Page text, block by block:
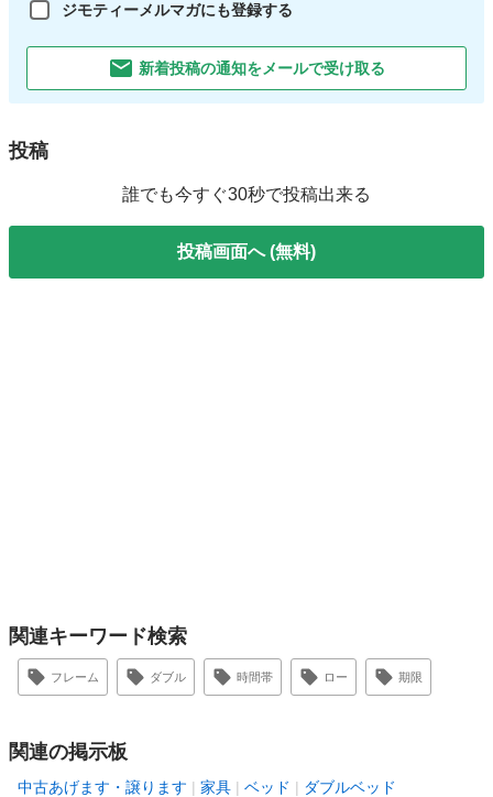
ジモティーメルマガにも登録する
新着投稿の通知をメールで受け取る
投稿
誰でも今すぐ30秒で投稿出来る
投稿画面へ (無料)
関連キーワード検索
フレーム ダブル 時間帯 ロー 期限
関連の掲示板
中古あげます・譲ります 家具 ベッド ダブルベッド